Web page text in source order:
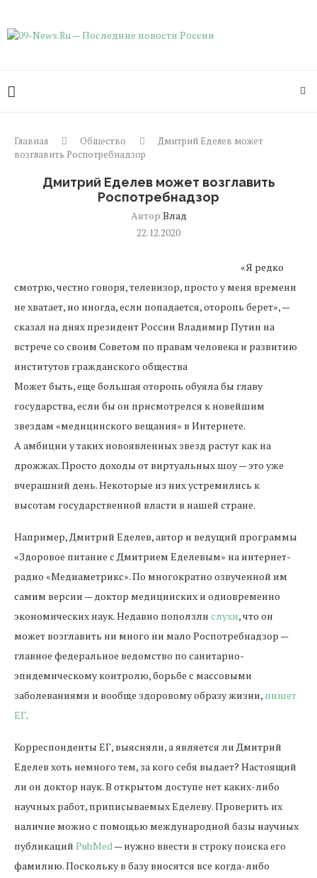
Главная Общество
Дмитрий Еделев может
возглавить Роспотребнадзор
Дмитрий Еделев может возглавить
Роспотребнадзор
Автор Влад
22.12.2020
«Я редко
смотрю, честно говоря, телевизор, просто у меня времени
не хватает, но иногда, если попадается, оторопь берет», —
сказал на днях президент России Владимир Путин на
встрече со своим Советом по правам человека и развитию
институтов гражданского общества
Может быть, еще большая оторопь обуяла бы главу
государства, если бы он присмотрелся к новейшим
звездам «медицинского вещания» в Интернете.
А амбиции у таких новоявленных звезд растут как на
дрожжах. Просто доходы от виртуальных шоу — это уже
вчерашний день. Некоторые из них устремились к
высотам государственной власти в нашей стране.
Например, Дмитрий Еделев, автор и ведущий программы
«Здоровое питание с Дмитрием Еделевым» на интернет-
радио «Медиаметрикс». По многократно озвученной им
самим версии — доктор медицинских и одновременно
экономических наук. Недавно поползли слухи, что он
может возглавить ни много ни мало Роспотребнадзор —
главное федеральное ведомство по санитарно-
эпидемическому контролю, борьбе с массовыми
заболеваниями и вообще здоровому образу жизни, пишет
ЕГ.
Корреспонденты ЕГ, выясняли, а является ли Дмитрий
Еделев хоть немного тем, за кого себя выдает? Настоящий
ли он доктор наук. В открытом доступе нет каких-либо
научных работ, приписываемых Еделеву. Проверить их
наличие можно с помощью международной базы научных
публикаций PubMed— нужно ввести в строку поиска его
фамилию. Поскольку в базу вносятся все когда-либо